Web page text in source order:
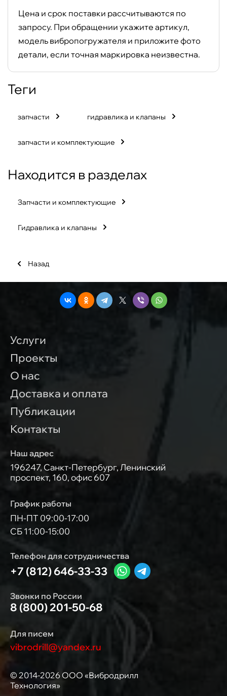
Цена и срок поставки рассчитываются по
запросу. При обращении укажите артикул,
модель вибропогружателя и приложите фото
детали, если точная маркировка неизвестна.
теги
запчасти гидравлика и клапаны
запчасти и комплектующие
Находится в разделах
Запчасти и комплектующие
Гидравлика и клапаны
Назад
© 2014-2026 ООО «Вибродрилл
Технология»
Услуги
Проекты
О нас
Доставка и оплата
Публикации
Контакты
Наш адрес
196247, Санкт-Петербург, Ленинский
проспект, 160, офис 607
График работы
ПН-ПТ 09:00-17:00
СБ 11:00-15:00
Телефон для сотрудничества
+7 (812) 646-33-33
Звонки по России
8 (800) 201-50-68
Для писем
vibrodrill@yandex.ru